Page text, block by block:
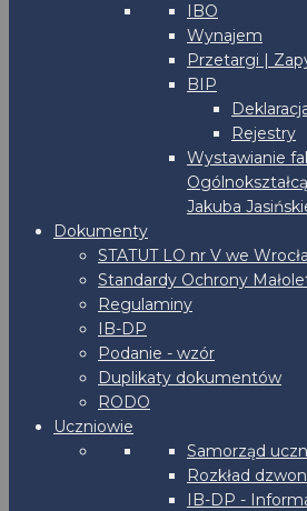
IBO
Wynajem
Przetargi |
BIP
Rejestry
Wystawianie
Jakuba
Dokumenty
STATUT LO nr V we
Standardy Ochrony
Regulaminy
IB-DP
Podanie - wzór
Duplikaty dokumentów
RODO
Uczniowie
Samorząd
Rozkład
IB-DP -